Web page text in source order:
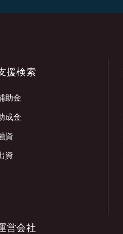
援検索
助金
成金
資
資
営会社